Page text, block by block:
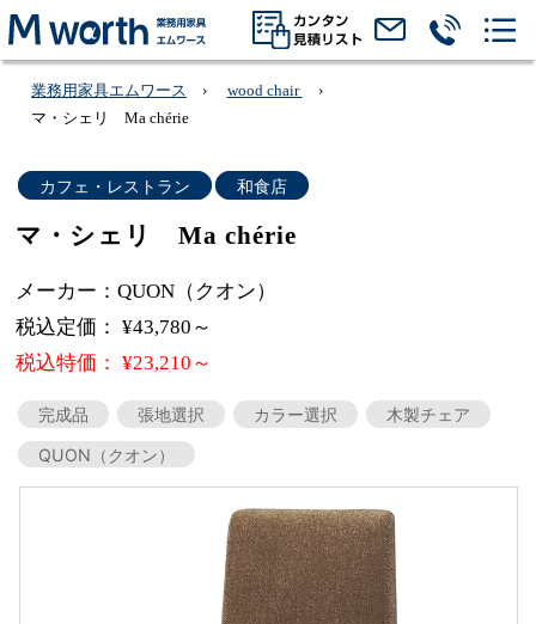
業務用家具エムワース
wood chair
マ・シェリ Ma chérie
カフェ・レストラン 和食店
マ・シェリ Ma chérie
メーカー：QUON（クオン）
税込定価： ¥43,780～
税込特価： ¥23,210～
完成品 張地選択 カラー選択
木製チェア
QUON（クオン）